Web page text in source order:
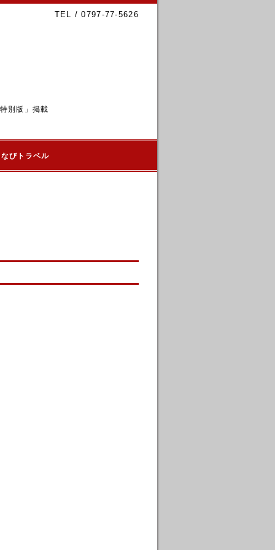
TEL / 0797-77-5626
別版」掲載
びトラベル